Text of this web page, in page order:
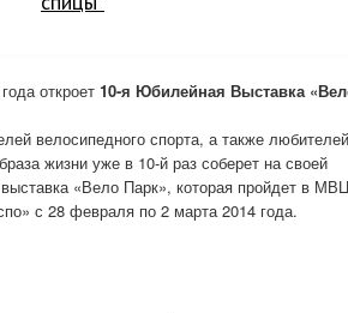
откроет 10-я Юбилейная Выставка
велосипедного спорта, а также любителей
жизни уже в 10-й раз соберет на своей
выставка «Вело Парк», которая пройдет в
с 28 февраля по 2 марта 2014 года.